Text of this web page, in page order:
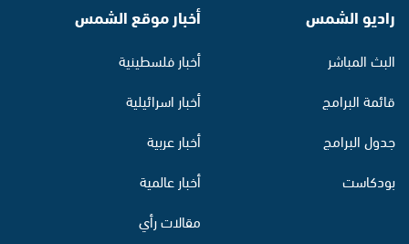
راديو الشمس
البث المباشر
قائمة البرامج
جدول البرامج
بودكاست
أخبار موقع الشمس
أخبار فلسطينية
أخبار اسرائيلية
أخبار عربية
أخبار عالمية
مقالات رأي